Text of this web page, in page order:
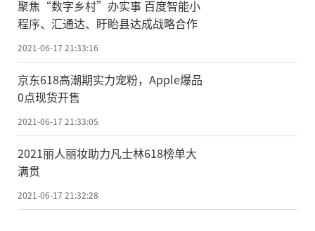
聚焦“数字乡村”办实事 百度智能小
程序、汇通达、盱眙县达成战略合作
2021-06-17 21:33:16
京东618高潮期实力宠粉，Apple爆品
0点现货开售
2021-06-17 21:33:05
2021丽人丽妆助力凡士林618榜单大
满贯
2021-06-17 21:32:28